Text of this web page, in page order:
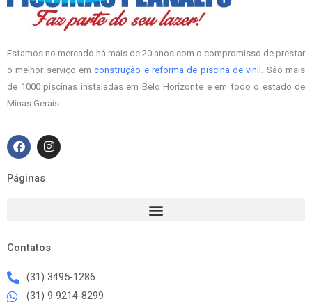
Estamos no mercado há mais de 20 anos com o compromisso de prestar
o melhor serviço emconstrução e reforma de piscina de vinil . São mais
de 1000 piscinas instaladas em Belo Horizonte e em todo o estado de
Minas Gerais.
F
a
c
e
b
I
n
s
Páginas
Contatos
(31) 3495-1286
(31) 9 9214-8299